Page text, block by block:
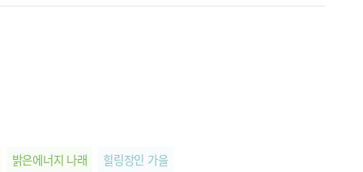
밝은에너지 나래 힐링장인 가을